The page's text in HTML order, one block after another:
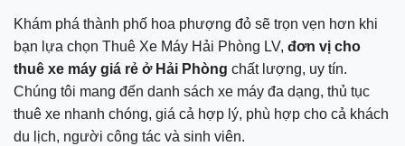
Khám phá thành phố hoa phượng đỏ sẽ trọn vẹn hơn khi
bạn lựa chọn Thuê Xe Máy Hải Phòng LV, đơn vị cho
thuê xe máy giá rẻ ở Hải Phòng chất lượng, uy tín.
Chúng tôi mang đến danh sách xe máy đa dạng, thủ tục
thuê xe nhanh chóng, giá cả hợp lý, phù hợp cho cả khách
du lịch, người công tác và sinh viên.